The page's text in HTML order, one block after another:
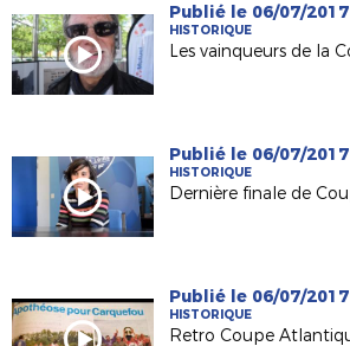
Publié le 06/07/2017
HISTORIQUE
Publié le 06/07/2017
HISTORIQUE
Publié le 06/07/2017
HISTORIQUE